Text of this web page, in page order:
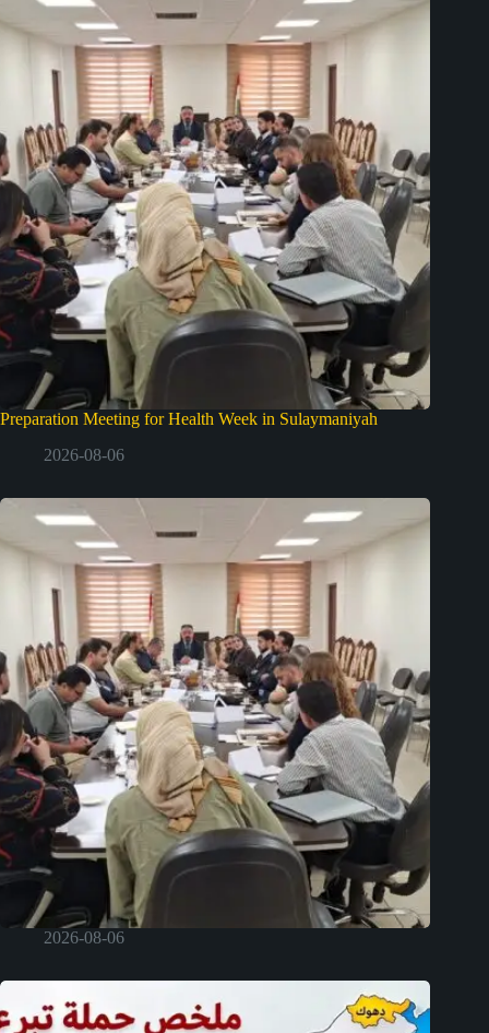
Preparation Meeting for Health Week in Sulaymaniyah
2026-08-06
2026-08-06